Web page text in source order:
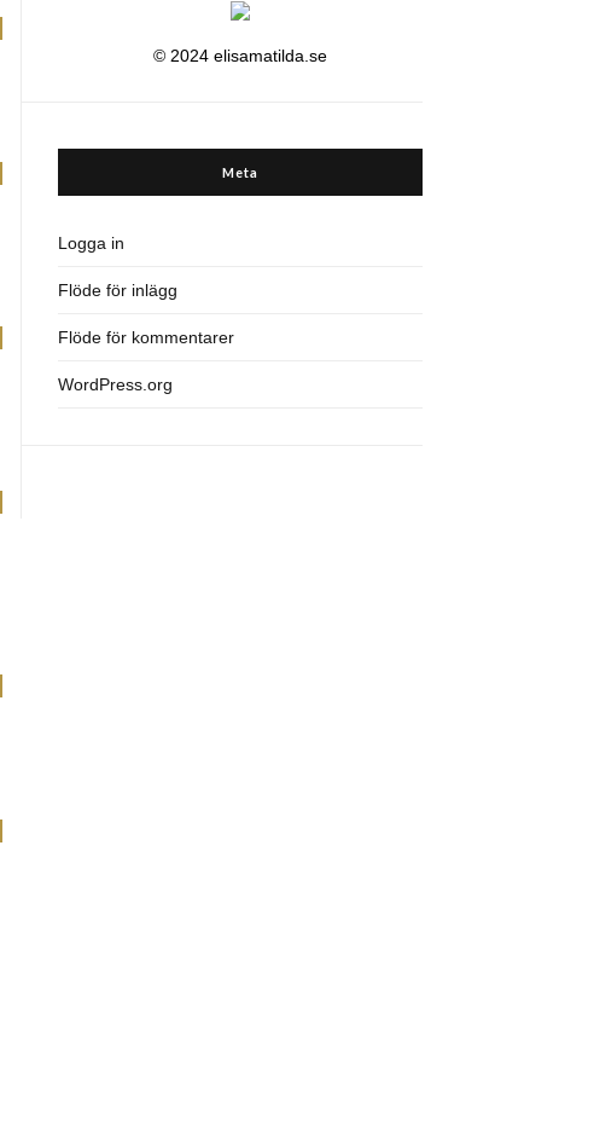
© 2024 elisamatilda.se
Meta
Logga in
Flöde för inlägg
Flöde för kommentarer
WordPress.org